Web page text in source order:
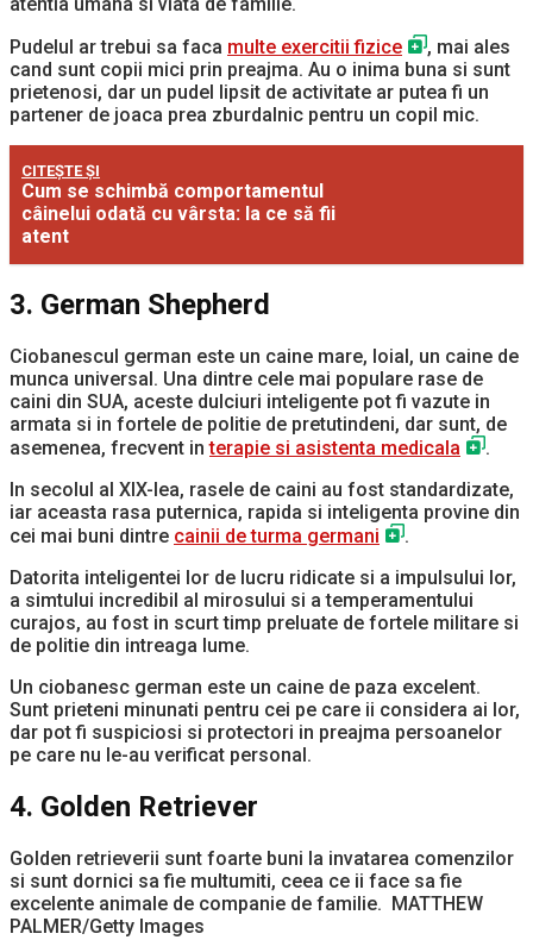
atentia umana si viata de familie.
Pudelul ar trebui sa faca multe exercitii fizice
, mai ales
cand sunt copii mici prin preajma. Au o inima buna si sunt
prietenosi, dar un pudel lipsit de activitate ar putea fi un
partener de joaca prea zburdalnic pentru un copil mic.
CITEȘTE ȘI
Cum se schimbă comportamentul
câinelui odată cu vârsta: la ce să fii
atent
3. German Shepherd
Ciobanescul german este un caine mare, loial, un caine de
munca universal. Una dintre cele mai populare rase de
caini din SUA, aceste dulciuri inteligente pot fi vazute in
armata si in fortele de politie de pretutindeni, dar sunt, de
asemenea, frecvent interapie si asistenta medicala
.
In secolul al XIX-lea, rasele de caini au fost standardizate,
iar aceasta rasa puternica, rapida si inteligenta provine din
cei mai buni dintre cainii de turma germani
.
Datorita inteligentei lor de lucru ridicate si a impulsului lor,
a simtului incredibil al mirosului si a temperamentului
curajos, au fost in scurt timp preluate de fortele militare si
de politie din intreaga lume.
Un ciobanesc german este un caine de paza excelent.
Sunt prieteni minunati pentru cei pe care ii considera ai lor,
dar pot fi suspiciosi si protectori in preajma persoanelor
pe care nu le-au verificat personal.
4. Golden Retriever
Golden retrieverii sunt foarte buni la invatarea comenzilor
si sunt dornici sa fie multumiti, ceea ce ii face sa fie
excelente animale de companie de familie. MATTHEW
PALMER/Getty Images